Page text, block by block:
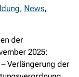
, News,
der
2025:
Verlängerung der